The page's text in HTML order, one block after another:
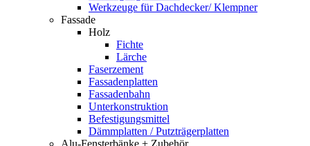
Werkzeuge für Dachdecker/ Klempner
Fassade
Holz
Fichte
Lärche
Faserzement
Fassadenplatten
Fassadenbahn
Unterkonstruktion
Befestigungsmittel
Dämmplatten / Putzträgerplatten